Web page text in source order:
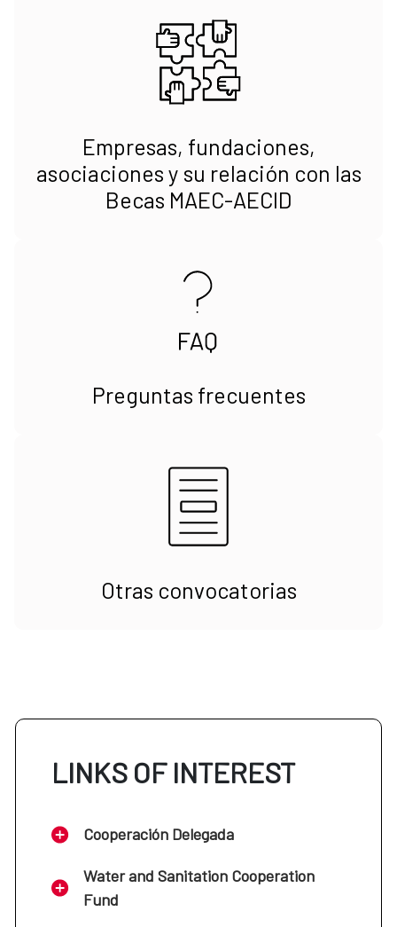
Empresas, fundaciones,
asociaciones y su relación con las
Becas MAEC-AECID
Preguntas frecuentes
Otras convocatorias
LINKS OF INTEREST
Cooperación Delegada
Water and Sanitation Cooperation
Fund